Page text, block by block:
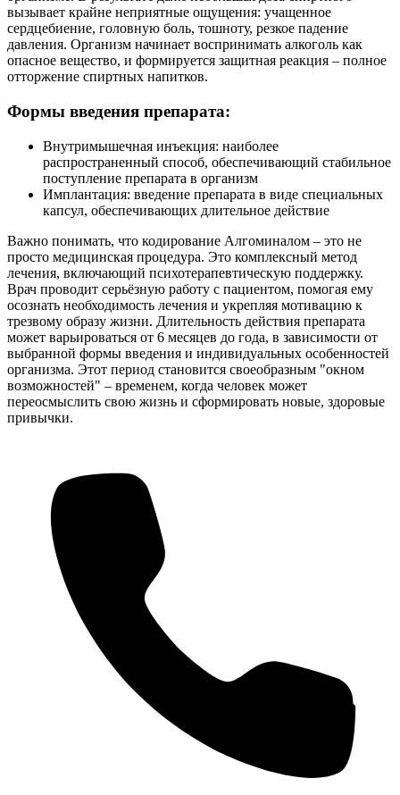
вызывает крайне неприятные ощущения: учащенное
сердцебиение, головную боль, тошноту, резкое падение
давления. Организм начинает воспринимать алкоголь как
опасное вещество, и формируется защитная реакция – полное
отторжение спиртных напитков.
Формы введения препарата:
Внутримышечная инъекция: наиболее
распространенный способ, обеспечивающий стабильное
поступление препарата в организм
Имплантация: введение препарата в виде специальных
капсул, обеспечивающих длительное действие
Важно понимать, что кодирование Алгоминалом – это не
просто медицинская процедура. Это комплексный метод
лечения, включающий психотерапевтическую поддержку.
Врач проводит серьёзную работу с пациентом, помогая ему
осознать необходимость лечения и укрепляя мотивацию к
трезвому образу жизни. Длительность действия препарата
может варьироваться от 6 месяцев до года, в зависимости от
выбранной формы введения и индивидуальных особенностей
организма. Этот период становится своеобразным "окном
возможностей" – временем, когда человек может
переосмыслить свою жизнь и сформировать новые, здоровые
привычки.